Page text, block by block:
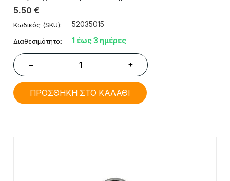
5.50 €
Κωδικός (SKU): 52035015
Διαθεσιμότητα: 1 έως 3 ημέρες
− +
ΠΡΟΣΘΗΚΗ ΣΤΟ ΚΑΛΑΘΙ